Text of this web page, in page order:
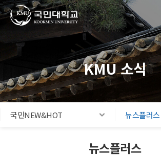
주메뉴 바로가기
본문내용 바로가기
푸터 바로가기
국민대학교
KMU 소식
국민NEW&HOT 뉴스플러스
뉴스플러스